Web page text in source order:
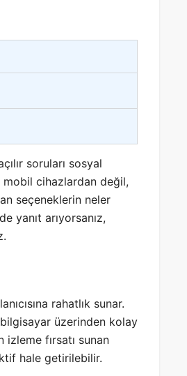
soruları sosyal
mobil cihazlardan değil,
seçeneklerin neler
yanıt arıyorsanız,
rahatlık sunar.
bilgisayar üzerinden kolay
fırsatı sunan
hale getirilebilir.